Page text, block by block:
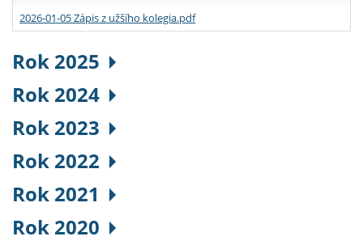
2026-01-05 Zápis z užšího kolegia.pdf
Rok 2025
Rok 2024
Rok 2023
Rok 2022
Rok 2021
Rok 2020